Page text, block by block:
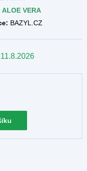
11.8.2026
ALOE VERA
BAZYL.CZ